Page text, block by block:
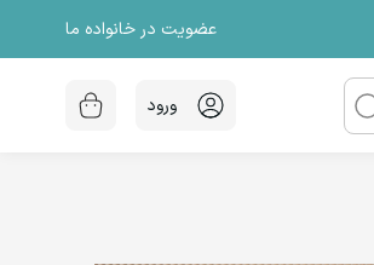
عضویت در خانواده ما
ورود